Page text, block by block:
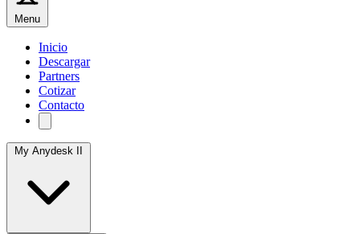
Menu
Inicio
Descargar
Partners
Cotizar
Contacto
My Anydesk II